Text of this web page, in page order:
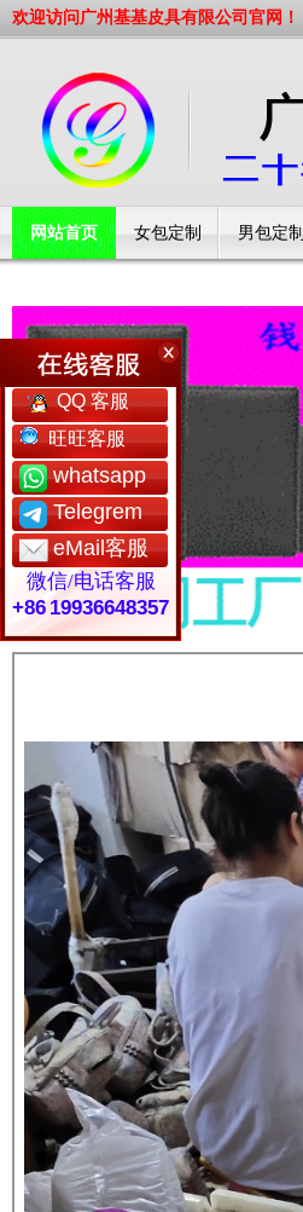
欢迎访问广州基基皮具有限公司官网！
网站首页 女包定制 男包定制
QQ 客服
旺旺客服
whatsapp
Telegrem
eMail客服
微信/电话客服
+86 19936648357